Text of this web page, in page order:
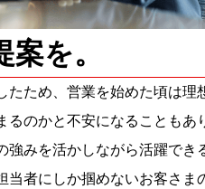
を。
たため、営業を始めた頃は
るのかと不安になることも
強みを活かしながら活躍で
当者にしか掴めないお客さ